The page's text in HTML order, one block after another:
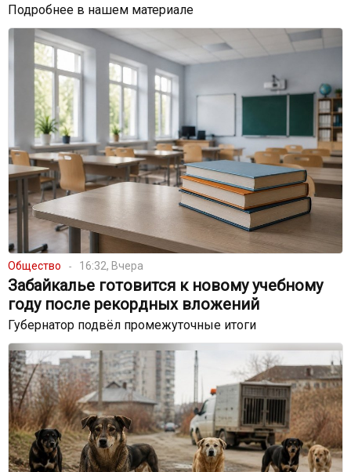
Подробнее в нашем материале
Общество 16:32, Вчера
Забайкалье готовится к новому учебному
году после рекордных вложений
Губернатор подвёл промежуточные итоги